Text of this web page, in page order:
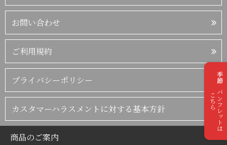
お問い合わせ
ご利用規約
プライバシーポリシー
カスタマーハラスメントに対する基本方針
商品のご案内
季節のパンフレットは
こちら